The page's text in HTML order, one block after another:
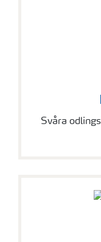
Svåra